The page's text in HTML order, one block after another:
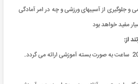
جلوگیری از آسیبهای ورزشی و چه در امر آمادگی
مفید خواهد بود
از: